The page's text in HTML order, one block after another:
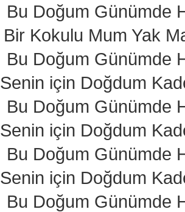
Bu Doğum Günümde
Bir Kokulu Mum Yak
Bu Doğum Günümde
Senin için Doğdum
Bu Doğum Günümde
Senin için Doğdum
Bu Doğum Günümde
Senin için Doğdum
Bu Doğum Günümde